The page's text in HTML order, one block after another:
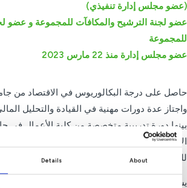
Details About
(عضو مجلس إدارة تنفيذي)
عضو لجنة الترشيح والمكافآت للمجموعة و عضو
للمجموعة
عضو مجلس إدارة منذ 22 مارس 2023
واجتاز عدة دورات مهنية في القيادة والتحليل
بينها دورة تدريبية متخصصة من كلية الأعمال في
الإدارة الاستراتيجية والقيادة لتحقيق النتائج،
للخريجين لمدة عامين لدى الهيئة العامة للاستثمار.
يشغل منصب الرئيس التنفيذي لمجموعة بيت التمويل